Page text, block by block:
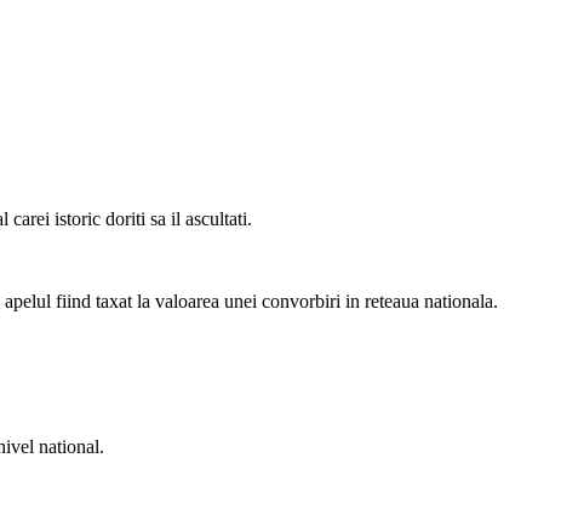
carei istoric doriti sa il ascultati.
apelul fiind taxat la valoarea unei convorbiri in reteaua nationala.
national.